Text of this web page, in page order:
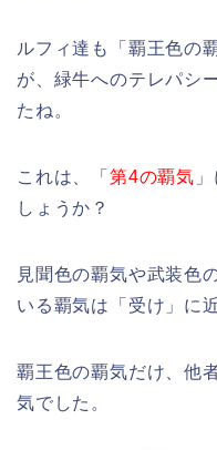
ルフィ達も「覇王色の
が、緑牛へのテレパシ
たね。
これは、「 第4の覇気
しょうか？
見聞色の覇気や武装色
いる覇気は「受け」に
覇王色の覇気だけ、他
気でした。